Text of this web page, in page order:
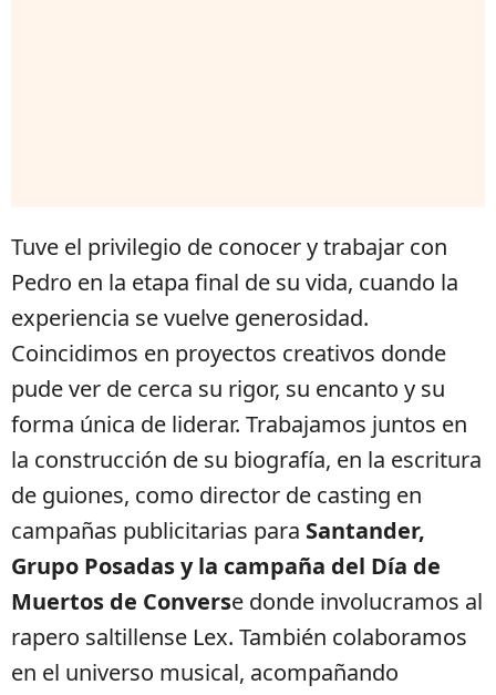
Tuve el privilegio de conocer y trabajar con
Pedro en la etapa final de su vida, cuando la
experiencia se vuelve generosidad.
Coincidimos en proyectos creativos donde
pude ver de cerca su rigor, su encanto y su
forma única de liderar. Trabajamos juntos en
la construcción de su biografía, en la escritura
de guiones, como director de casting en
campañas publicitarias para Santander,
Grupo Posadas y la campaña del Día de
Muertos de Converse donde involucramos al
rapero saltillense Lex. También colaboramos
en el universo musical, acompañando